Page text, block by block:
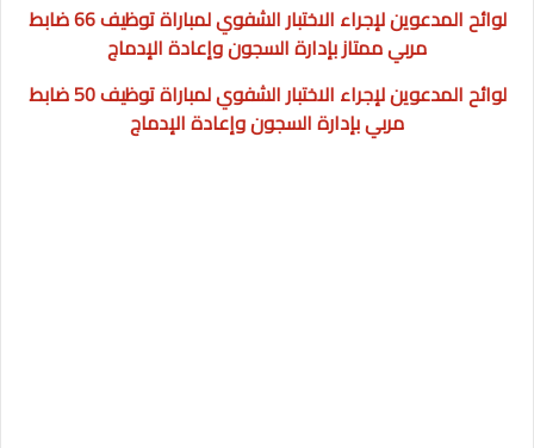
لوائح المدعوين لإجراء الاختبار الشفوي لمباراة توظيف 66 ضابط
مربي ممتاز بإدارة السجون وإعادة الإدماج
لوائح المدعوين لإجراء الاختبار الشفوي لمباراة توظيف 50 ضابط
مربي بإدارة السجون وإعادة الإدماج